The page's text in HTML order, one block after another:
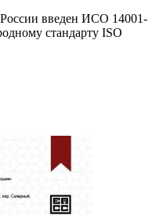
введен ИСО 14001-
стандарту ISO